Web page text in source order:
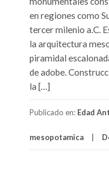
en regiones como
tercer milenio a.C.
la arquitectura
piramidal
de adobe.
la […]
Publicado en: Edad
mesopotamica